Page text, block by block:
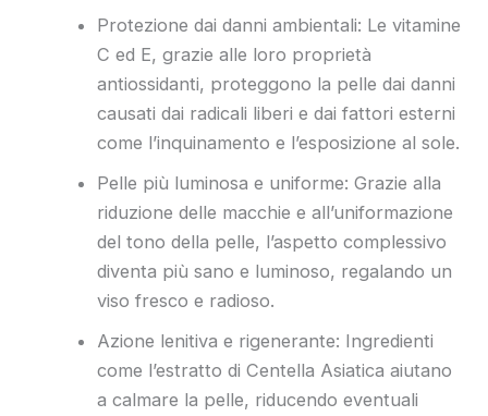
Protezione dai danni ambientali: Le vitamine
C ed E, grazie alle loro proprietà
antiossidanti, proteggono la pelle dai danni
causati dai radicali liberi e dai fattori esterni
come l’inquinamento e l’esposizione al sole.
Pelle più luminosa e uniforme: Grazie alla
riduzione delle macchie e all’uniformazione
del tono della pelle, l’aspetto complessivo
diventa più sano e luminoso, regalando un
viso fresco e radioso.
Azione lenitiva e rigenerante: Ingredienti
come l’estratto di Centella Asiatica aiutano
a calmare la pelle, riducendo eventuali